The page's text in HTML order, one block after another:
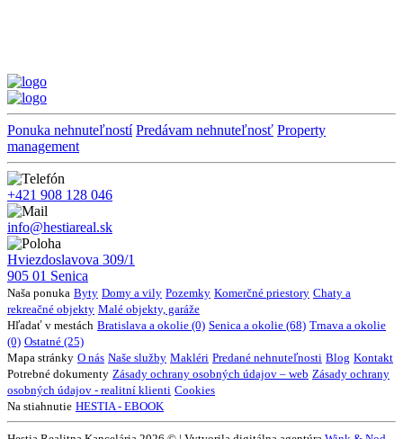
Ponuka nehnuteľností Predávam nehnuteľnosť Property
management
+421 908 128 046
info@hestiareal.sk
Hviezdoslavova 309/1
905 01 Senica
Naša ponuka Byty Domy a vily Pozemky Komerčné priestory Chaty a
rekreačné objekty Malé objekty, garáže
Hľadať v mestách Bratislava a okolie (0) Senica a okolie (68) Trnava a okolie
(0) Ostatné (25)
Mapa stránky O nás Naše služby Makléri Predané nehnuteľnosti Blog Kontakt
Potrebné dokumenty Zásady ochrany osobných údajov – web Zásady ochrany
osobných údajov - realitní klienti Cookies
Na stiahnutie HESTIA - EBOOK